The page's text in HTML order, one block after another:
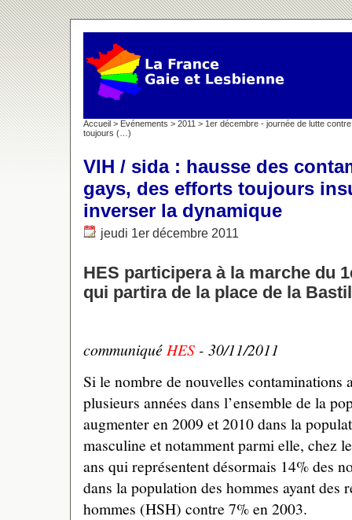
Accueil > Evénements > 2011 > 1er décembre - journée de lutte
toujours (…)
VIH / sida : hausse des
gays, des efforts toujours
inverser la dynamique
jeudi 1er décembre 2011
HES participera à la marche du
qui partira de la place de la
communiqué HES - 30/11/2011
Si le nombre de nouvelles contaminations
plusieurs années dans l’ensemble de la
augmenter en 2009 et 2010 dans la
masculine et notamment parmi elle, chez
ans qui représentent désormais 14% des
dans la population des hommes ayant des
hommes (HSH) contre 7% en 2003.